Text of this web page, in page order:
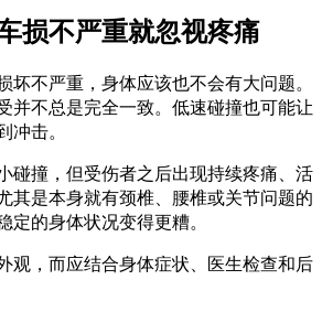
损不严重就忽视疼痛
坏不严重，身体应该也不会有大问题。
并不总是完全一致。低速碰撞也可能让
冲击。
碰撞，但受伤者之后出现持续疼痛、活
其是本身就有颈椎、腰椎或关节问题的
定的身体状况变得更糟。
观，而应结合身体症状、医生检查和后